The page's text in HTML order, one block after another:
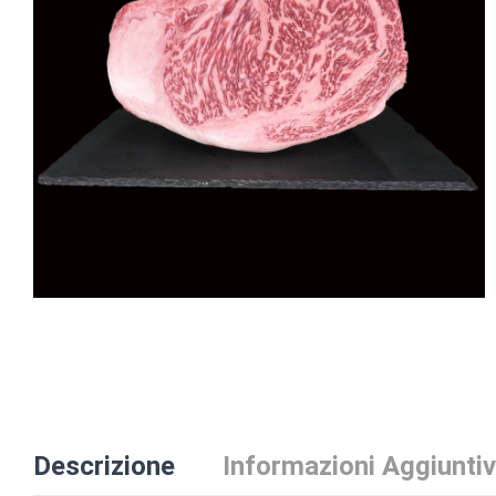
Descrizione Informazioni